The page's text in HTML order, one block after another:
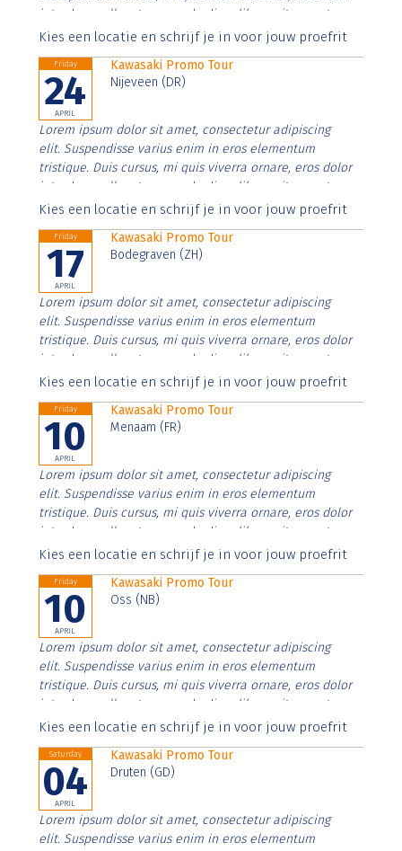
interdum nulla, ut commodo diam libero vitae erat.
Aenean faucibus nibh et justo cursus id rutrum lorem
Kies een locatie en schrijf je in voor jouw proefrit
Friday
24
APRIL
Kawasaki Promo Tour
Nijeveen (DR)
Lorem ipsum dolor sit amet, consectetur adipiscing
elit. Suspendisse varius enim in eros elementum
tristique. Duis cursus, mi quis viverra ornare, eros dolor
interdum nulla, ut commodo diam libero vitae erat.
Aenean faucibus nibh et justo cursus id rutrum lorem
Kies een locatie en schrijf je in voor jouw proefrit
Friday
17
APRIL
Kawasaki Promo Tour
Bodegraven (ZH)
Lorem ipsum dolor sit amet, consectetur adipiscing
elit. Suspendisse varius enim in eros elementum
tristique. Duis cursus, mi quis viverra ornare, eros dolor
interdum nulla, ut commodo diam libero vitae erat.
Aenean faucibus nibh et justo cursus id rutrum lorem
Kies een locatie en schrijf je in voor jouw proefrit
Friday
10
APRIL
Kawasaki Promo Tour
Menaam (FR)
Lorem ipsum dolor sit amet, consectetur adipiscing
elit. Suspendisse varius enim in eros elementum
tristique. Duis cursus, mi quis viverra ornare, eros dolor
interdum nulla, ut commodo diam libero vitae erat.
Aenean faucibus nibh et justo cursus id rutrum lorem
Kies een locatie en schrijf je in voor jouw proefrit
Friday
10
APRIL
Kawasaki Promo Tour
Oss (NB)
Lorem ipsum dolor sit amet, consectetur adipiscing
elit. Suspendisse varius enim in eros elementum
tristique. Duis cursus, mi quis viverra ornare, eros dolor
interdum nulla, ut commodo diam libero vitae erat.
Aenean faucibus nibh et justo cursus id rutrum lorem
Kies een locatie en schrijf je in voor jouw proefrit
Saturday
04
APRIL
Kawasaki Promo Tour
Druten (GD)
Lorem ipsum dolor sit amet, consectetur adipiscing
elit. Suspendisse varius enim in eros elementum